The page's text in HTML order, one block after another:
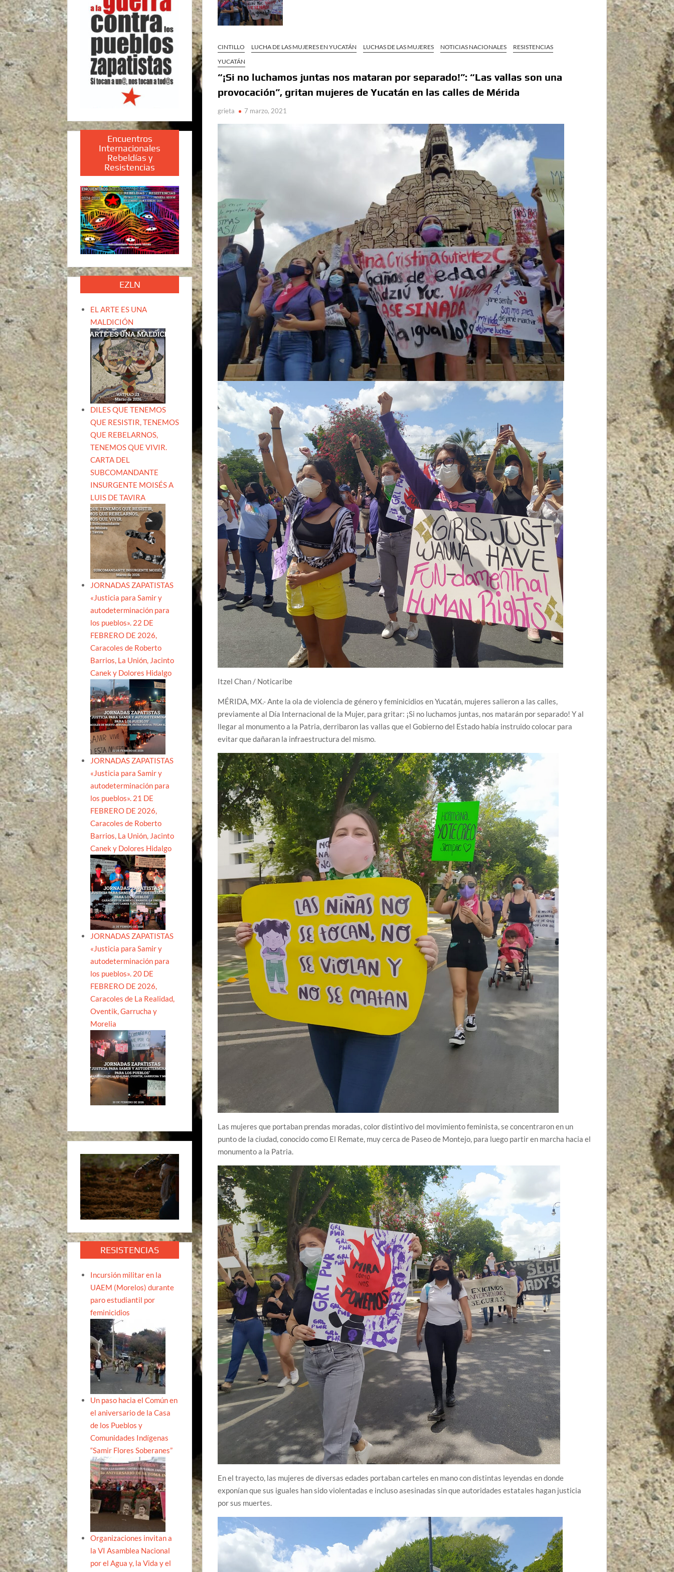
CINTILLO LUCHA DE LAS MUJERES EN YUCATÁN LUCHAS DE LAS MUJERES NOTICIAS NACIONALES
RESISTENCIAS
YUCATÁN
“¡Si no luchamos juntas nos mataran por separado!”: “Las vallas son una
provocación”, gritan mujeres de Yucatán en las calles de Mérida
grieta 7 marzo, 2021
Itzel Chan / Noticaribe
MÉRIDA, MX.- Ante la ola de violencia de género y feminicidios en Yucatán, mujeres salieron a las calles,
previamente al Día Internacional de la Mujer, para gritar: ¡Si no luchamos juntas, nos matarán por separado! Y al
llegar al monumento a la Patria, derribaron las vallas que el Gobierno del Estado había instruido colocar para
evitar que dañaran la infraestructura del mismo.
Las mujeres que portaban prendas moradas, color distintivo del movimiento feminista, se concentraron en un
punto de la ciudad, conocido como El Remate, muy cerca de Paseo de Montejo, para luego partir en marcha hacia el
monumento a la Patria.
En el trayecto, las mujeres de diversas edades portaban carteles en mano con distintas leyendas en donde
exponían que sus iguales han sido violentadas e incluso asesinadas sin que autoridades estatales hagan justicia
por sus muertes.
Encuentros
Internacionales
Rebeldías y
Resistencias
EZLN
EL ARTE ES UNA
MALDICIÓN
DILES QUE TENEMOS
QUE RESISTIR, TENEMOS
QUE REBELARNOS,
TENEMOS QUE VIVIR.
CARTA DEL
SUBCOMANDANTE
INSURGENTE MOISÉS A
LUIS DE TAVIRA
JORNADAS ZAPATISTAS
«Justicia para Samir y
autodeterminación para
los pueblos». 22 DE
FEBRERO DE 2026,
Caracoles de Roberto
Barrios, La Unión, Jacinto
Canek y Dolores Hidalgo
JORNADAS ZAPATISTAS
«Justicia para Samir y
autodeterminación para
los pueblos». 21 DE
FEBRERO DE 2026,
Caracoles de Roberto
Barrios, La Unión, Jacinto
Canek y Dolores Hidalgo
JORNADAS ZAPATISTAS
«Justicia para Samir y
autodeterminación para
los pueblos». 20 DE
FEBRERO DE 2026,
Caracoles de La Realidad,
Oventik, Garrucha y
Morelia
RESISTENCIAS
Incursión militar en la
UAEM (Morelos) durante
paro estudiantil por
feminicidios
Un paso hacia el Común en
el aniversario de la Casa
de los Pueblos y
Comunidades Indígenas
“Samir Flores Soberanes”
Organizaciones invitan a
la VI Asamblea Nacional
por el Agua y, la Vida y el